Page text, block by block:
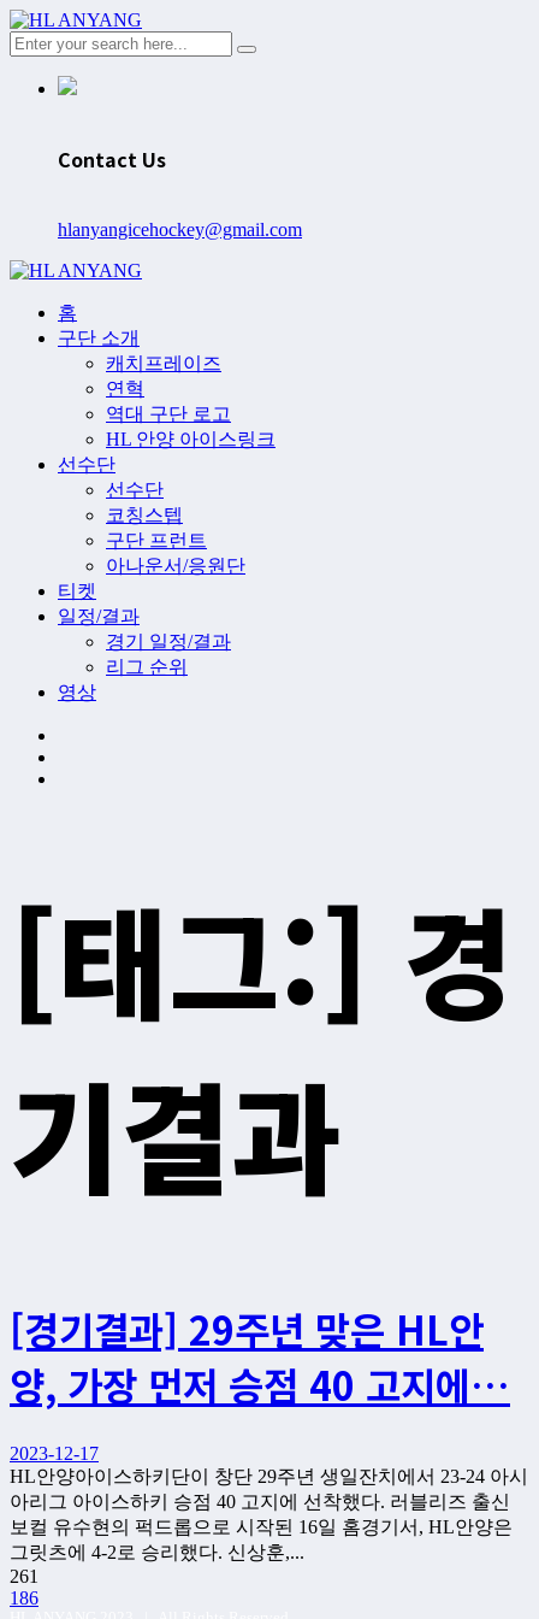
Contact Us
hlanyangicehockey@gmail.com
홈
구단 소개
캐치프레이즈
연혁
역대 구단 로고
HL 안양 아이스링크
선수단
선수단
코칭스텝
구단 프런트
아나운서/응원단
티켓
일정/결과
경기 일정/결과
리그 순위
영상
[태그:] 경
기결과
[경기결과] 29주년 맞은 HL안
양, 가장 먼저 승점 40 고지에…
2023-12-17
HL안양아이스하키단이 창단 29주년 생일잔치에서 23-24 아시
아리그 아이스하키 승점 40 고지에 선착했다. 러블리즈 출신
보컬 유수현의 퍽드롭으로 시작된 16일 홈경기서, HL안양은
그릿츠에 4-2로 승리했다. 신상훈,...
261
186